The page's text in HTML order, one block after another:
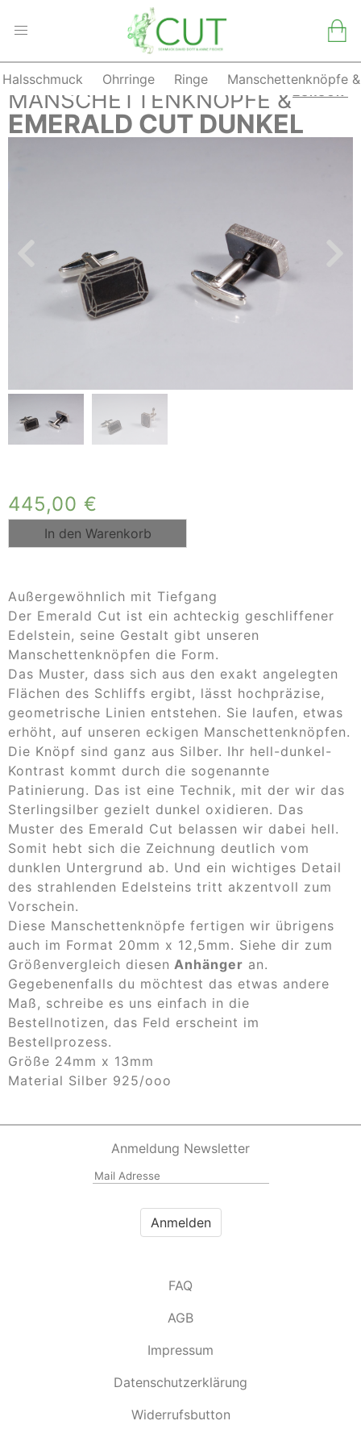
to
content
Halsschmuck Ohrringe Ringe Manschettenknöpfe &
MANSCHETTENKNÖPFE &
EMERALD CUT DUNKEL
445,00 €
ZURÜCK
In den Warenkorb
Außergewöhnlich mit Tiefgang
Der Emerald Cut ist ein achteckig geschliffener
Edelstein, seine Gestalt gibt unseren
Manschettenknöpfen die Form.
Das Muster, dass sich aus den exakt angelegten
Flächen des Schliffs ergibt, lässt hochpräzise,
geometrische Linien entstehen. Sie laufen, etwas
erhöht, auf unseren eckigen Manschettenknöpfen.
Die Knöpf sind ganz aus Silber. Ihr hell-dunkel-
Kontrast kommt durch die sogenannte
Patinierung. Das ist eine Technik, mit der wir das
Sterlingsilber gezielt dunkel oxidieren. Das
Muster des Emerald Cut belassen wir dabei hell.
Somit hebt sich die Zeichnung deutlich vom
dunklen Untergrund ab. Und ein wichtiges Detail
des strahlenden Edelsteins tritt akzentvoll zum
Vorschein.
Diese Manschettenknöpfe fertigen wir übrigens
auch im Format 20mm x 12,5mm. Siehe dir zum
Größenvergleich diesen Anhänger an.
Gegebenenfalls du möchtest das etwas andere
Maß, schreibe es uns einfach in die
Bestellnotizen, das Feld erscheint im
Bestellprozess.
Größe 24mm x 13mm
Material Silber 925/ooo
Anmeldung Newsletter
FAQ
AGB
Impressum
Datenschutzerklärung
Widerrufsbutton